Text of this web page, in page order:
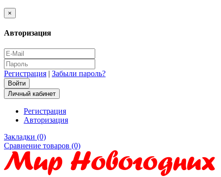
×
Авторизация
Регистрация | Забыли пароль?
Личный кабинет
Регистрация
Авторизация
Закладки (0)
Сравнение товаров (0)